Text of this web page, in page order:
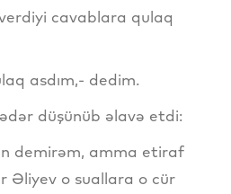
verdiyi cavablara qulaq
asdım,- dedim.
düşünüb əlavə etdi:
demirəm, amma etiraf
Əliyev o suallara o cür